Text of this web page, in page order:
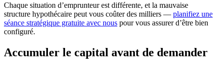
Chaque situation d’emprunteur est différente, et la mauvaise
structure hypothécaire peut vous coûter des milliers — planifiez une
séance stratégique gratuite avec nous pour vous assurer d’être bien
configuré.
Accumuler le capital avant de demander